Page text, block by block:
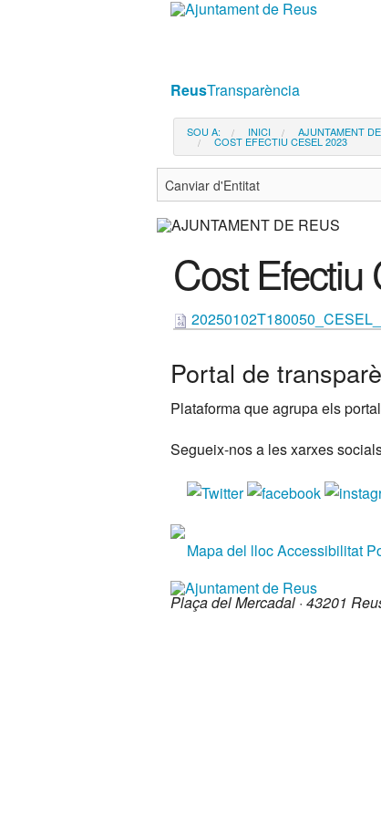
ReusTransparència
SOU A: INICI AJUNTAMENT
COST EFECTIU CESEL 2023
Cost
Portal de
Plataforma que agrupa els
Segueix-nos a les xarxes
Mapa del llocAccessibilitat
Plaça del Mercadal · 43201